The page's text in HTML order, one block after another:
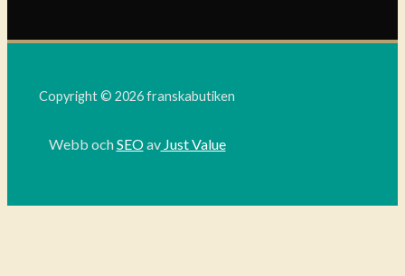
Copyright © 2026 franskabutiken
Webb ochSEOavJust Value